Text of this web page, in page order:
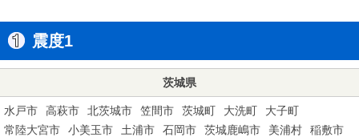
震度1
茨城県
水戸市 高萩市 北茨城市 笠間市 茨城町 大洗町
大子町
常陸大宮市
小美玉市 土浦市 石岡市 茨城鹿嶋市 美浦村
稲敷市